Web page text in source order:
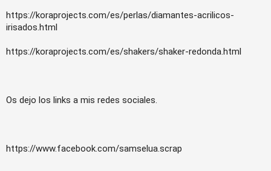
https://koraprojects.com/es/perlas/diamantes-acrilicos-
irisados.html
https://koraprojects.com/es/shakers/shaker-redonda.html
Os dejo los links a mis redes sociales.
https://www.facebook.com/samselua.scrap